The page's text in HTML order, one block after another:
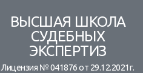
content
ВЫСШАЯ ШКОЛА
СУДЕБНЫХ
ЭКСПЕРТИЗ
Лицензия № 041876 от 29.12.2021г.